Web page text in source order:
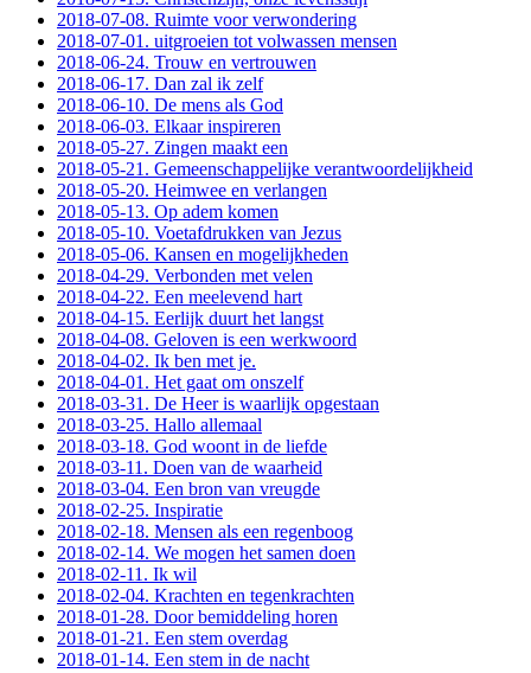
2018-07-08. Ruimte voor verwondering
2018-07-01. uitgroeien tot volwassen mensen
2018-06-24. Trouw en vertrouwen
2018-06-17. Dan zal ik zelf
2018-06-10. De mens als God
2018-06-03. Elkaar inspireren
2018-05-27. Zingen maakt een
2018-05-21. Gemeenschappelijke verantwoordelijkheid
2018-05-20. Heimwee en verlangen
2018-05-13. Op adem komen
2018-05-10. Voetafdrukken van Jezus
2018-05-06. Kansen en mogelijkheden
2018-04-29. Verbonden met velen
2018-04-22. Een meelevend hart
2018-04-15. Eerlijk duurt het langst
2018-04-08. Geloven is een werkwoord
2018-04-02. Ik ben met je.
2018-04-01. Het gaat om onszelf
2018-03-31. De Heer is waarlijk opgestaan
2018-03-25. Hallo allemaal
2018-03-18. God woont in de liefde
2018-03-11. Doen van de waarheid
2018-03-04. Een bron van vreugde
2018-02-25. Inspiratie
2018-02-18. Mensen als een regenboog
2018-02-14. We mogen het samen doen
2018-02-11. Ik wil
2018-02-04. Krachten en tegenkrachten
2018-01-28. Door bemiddeling horen
2018-01-21. Een stem overdag
2018-01-14. Een stem in de nacht